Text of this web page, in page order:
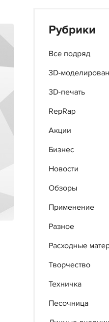
Рубрики
Все подряд
3D-
3D-печать
RepRap
Акции
Бизнес
Новости
Обзоры
Применение
Разное
Расходные
Творчество
Техничка
Песочница